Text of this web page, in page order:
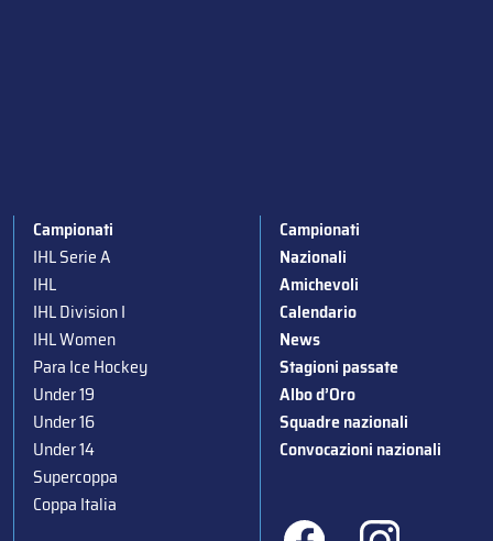
Campionati
IHL Serie A
IHL
IHL Division I
IHL Women
Para Ice Hockey
Under 19
Under 16
Under 14
Supercoppa
Coppa Italia
Campionati
Nazionali
Amichevoli
Calendario
News
Stagioni passate
Albo d’Oro
Squadre nazionali
Convocazioni nazionali